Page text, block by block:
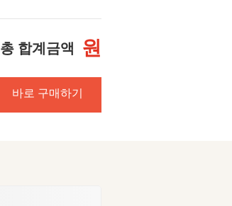
총 합계금액 원
바로 구매하기